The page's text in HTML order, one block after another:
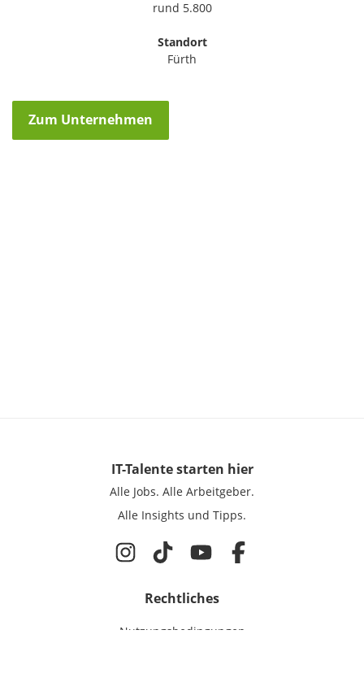
rund 5.800
Standort
Fürth
Zum Unternehmen
IT-Talentestarten hier
Alle Jobs. Alle Arbeitgeber.
Alle Insights und Tipps.
Rechtliches
Nutzungsbedingungen